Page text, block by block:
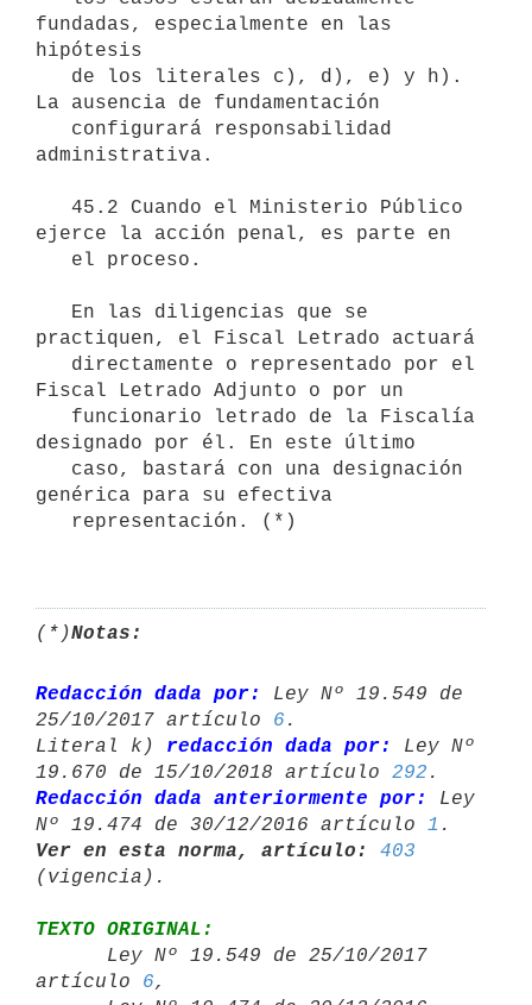
fundadas, especialmente en las
hipótesis
La ausencia de fundamentación
administrativa.
ejerce la acción penal, es parte en
practiquen, el Fiscal Letrado actuará
Fiscal Letrado Adjunto o por un
designado por él. En este último
genérica para su efectiva
(*)Notas:
Redacción dada por:
Ley Nº 19.549 de
25/10/2017 artículo 6 .
Literal k) redacción dada por:
Ley Nº
19.670 de 15/10/2018 artículo 292
Redacción dada anteriormente por:
Ley
Nº 19.474 de 30/12/2016 artículo 1
Ver en esta norma, artículo:
403
TEXTO ORIGINAL:
artículo 6,